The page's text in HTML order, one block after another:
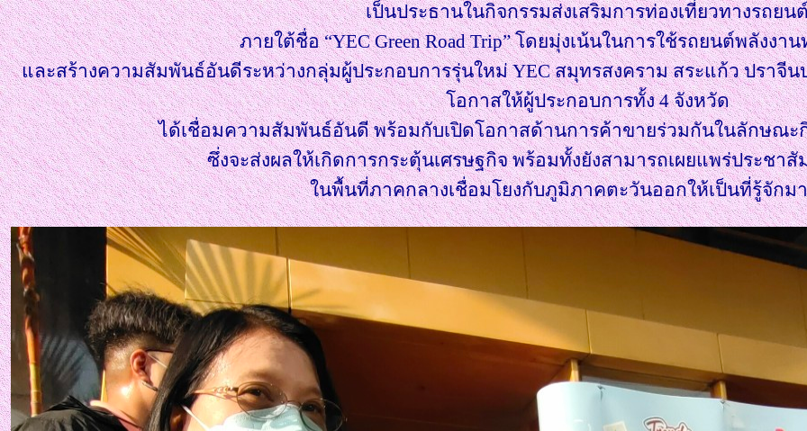
เป็นประธานในกิจกรรมส่งเสริมการท่องเที่ยวทางรถยน
ภายใต้ชื่อ “YEC Green Road Trip” โดยมุ่งเน้นในการใช้รถยนต์พลังงา
ละสร้างความสัมพันธ์อันดีระหว่างกลุ่มผู้ประกอบการรุ่นใหม่ YEC สมุทรสงคราม สระแก้ว ปราจีน
อกาสให้ผู้ประกอบการทั้ง 4 จังหวัด
ได้เชื่อมความสัมพันธ์อันดี พร้อมกับเปิดโอกาสด้านการค้าขายร่วมกันในลักษณะกิจ
ซึ่งจะส่งผลให้เกิดการกระตุ้นเศรษฐกิจ พร้อมทั้งยังสามารถเผยแพร่ประชา
นพื้นที่ภาคกลางเชื่อมโยงกับภูมิภาคตะวันออกให้เป็นที่รู้จักม